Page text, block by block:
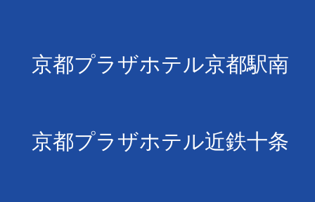
京都プラザホテル京都駅南
京都プラザホテル近鉄十条